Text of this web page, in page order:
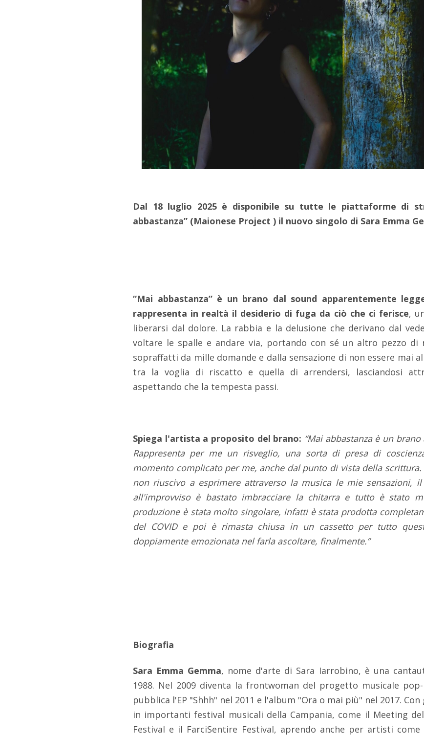
Dal 18 luglio 2025 è disponibile su tutte le piattaforme di
abbastanza” (Maionese Project ) il nuovo singolo di Sara Emma
“Mai abbastanza” è un brano dal sound apparentemente
rappresenta in realtà il desiderio di fuga da ciò che ci ferisce,
liberarsi dal dolore. La rabbia e la delusione che derivano dal
voltare le spalle e andare via, portando con sé un altro pezzo di
sopraffatti da mille domande e dalla sensazione di non essere mai
tra la voglia di riscatto e quella di arrendersi, lasciandosi
aspettando che la tempesta passi.
Spiega l'artista a proposito del brano: “Mai abbastanza è un
Rappresenta per me un risveglio, una sorta di presa di
momento complicato per me, anche dal punto di vista della
non riuscivo a esprimere attraverso la musica le mie sensazioni,
all'improvviso è bastato imbracciare la chitarra e tutto è stato
produzione è stata molto singolare, infatti è stata prodotta
del COVID e poi è rimasta chiusa in un cassetto per tutto
doppiamente emozionata nel farla ascoltare, finalmente.”
Biografia
Sara Emma Gemma, nome d'arte di Sara Iarrobino, è una
1988. Nel 2009 diventa la frontwoman del progetto musicale
pubblica l'EP "Shhh" nel 2011 e l'album "Ora o mai più" nel 2017.
in importanti festival musicali della Campania, come il Meeting
Festival e il FarciSentire Festival, aprendo anche per artisti come